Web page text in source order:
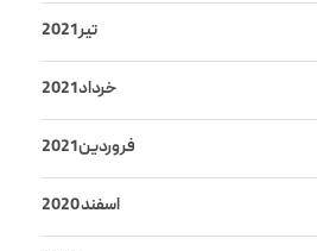
تیر 2021
خرداد 2021
فروردین 2021
اسفند 2020